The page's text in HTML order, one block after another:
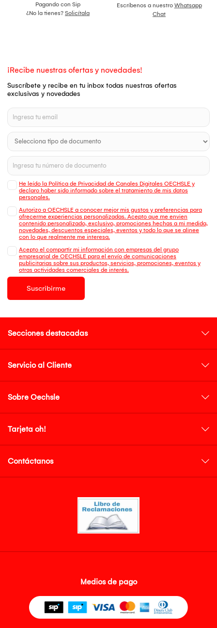
Pagando con Sip
¿No la tienes? Solicítala
Escríbenos a nuestro Whatsapp
Chat
¡Recibe nuestras ofertas y novedades!
Suscríbete y recibe en tu inbox todas nuestras ofertas
exclusivas y novedades
He leído la Política de Privacidad de Canales Digitales OECHSLE y
declaro haber sido informado sobre el tratamiento de mis datos
personales.
Autorizo a OECHSLE a conocer mejor mis gustos y preferencias para
ofrecerme experiencias personalizadas. Acepto que me envien
contenido personalizado, exclusivo, promociones hechas a mi medida,
novedades, descuentos especiales, eventos y todo lo que se alinee
con lo que realmente me interesa.
Acepto el compartir mi información con empresas del grupo
empresarial de OECHSLE para el envío de comunicaciones
publicitarias sobre sus productos, servicios, promociones, eventos y
otras actividades comerciales de interés.
Suscribirme
Secciones destacadas
Servicio al Cliente
Sobre Oechsle
Tarjeta oh!
Contáctanos
Medios de pago